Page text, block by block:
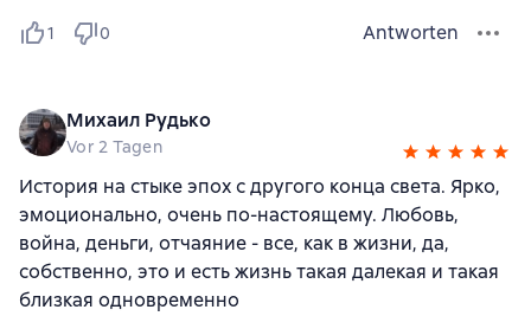
1 0 Antworten
Михаил Рудько
Vor 2 Tagen
История на стыке эпох с другого конца света. Ярко,
эмоционально, очень по-настоящему. Любовь,
война, деньги, отчаяние - все, как в жизни, да,
собственно, это и есть жизнь такая далекая и такая
близкая одновременно